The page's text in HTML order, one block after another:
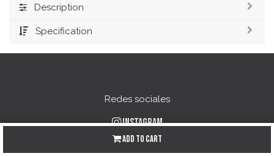
Add to Cart
Description
Specification
Redes sociales
Instagram
Facebook
YouTube